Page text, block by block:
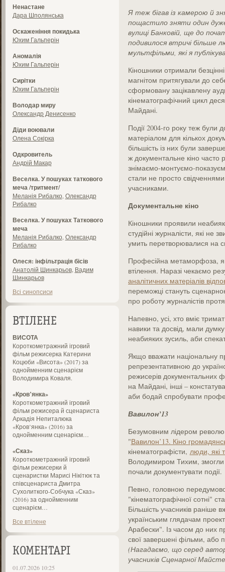
Ненастане
Дара Шполянська
Оскаженіння покидька
Юхим Гальперін
Аномалія
Юхим Гальперін
Сирітки
Юхим Гальперін
Володар миру
Олександр Денисенко
Діди воювали
Олена Сокірка
Одкровитель
Андрій Макар
Веселка. У пошуках таткового
меча /тритмент/
Меланія Рибалко Олександр
Рибалко
Веселка. У пошуках Таткового
меча
Меланія Рибалко Олександр
Рибалко
Олеся: інфільтрація бісів
Анатолій Шинкарьов, Вадим
Шинкарьов
Всі синопсиси
ВТІЛЕНЕ
ВИСОТА
Короткометражний ігровий
фільм режисерка Катерини
Коцюби «Висота» (2017) за
однойменним сценарієм
Володимира Коваля.
«Кров’янка»
Короткометражний ігровий
фільм режисера й сценариста
Аркадія Непиталюка
«Кров’янка» (2016) за
однойменним сценарієм…
«Сказ»
Короткометражний ігровий
фільм режисерки й
сценаристки Марисі Нікітюк та
співсценариста Дмитра
Сухолиткого-Собчука «Сказ»
(2016) за однойменним
сценарієм…
Все втілене
КОМЕНТАРІ
01.07.2026 10:25
Я теж бігав із камерою й
пощастило зняти один
вулиці Банковій, ще до
подивилося втричі більше
мультфільми, які я
Кіношники отримали
магнітом притягували до
сформовану зацікавлену
кінематографічний цикл
Майдані.
Події 2004-го року теж були
матеріалом для кількох
більшість із них були
ж документальне кіно
знімаємо-монтуємо-
стали не просто
учасниками.
Документальне кіно
Кіношники проявили
студійні журналісти, які не
умить перетворювалися на
Професійна метаморфоза,
втілення. Наразі чекаємо
аналітичних матеріалів
переможці стануть
про роботу журналістів
Напевно, усі, хто вміє
навики та досвід, мали
неабияких зусиль, аби
Якщо вважати національну
репрезентативною до
режисерів документальних
на Майдані, інші –
аби бодай спробувати
Вавилон’13
Безумовним лідером
"Вавилон’13. Кіно
кінематографісти, люди, які
Володимиром Тихим,
почали документувати події.
Певно, головною
"кінематографічної сотні"
Більшість учасників
українським глядачам
Арабески". Із часом до них
свої завершені фільми, або
(Нагадаємо, що серед
учасників Сценарної